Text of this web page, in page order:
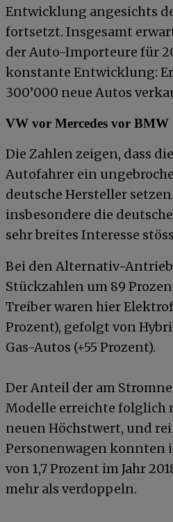
Entwicklung angesichts
fortsetzt. Insgesamt
der Auto-Importeure für
konstante Entwicklung:
300’000 neue Autos
VW vor Mercedes vor BMW
Die Zahlen zeigen, dass
Autofahrer ein
deutsche Hersteller
insbesondere die
sehr breites Interesse
Bei den Alternativ-
Stückzahlen um 89
Treiber waren hier
Prozent), gefolgt von
Gas-Autos (+55 Prozent).
Der Anteil der am
Modelle erreichte folglich
neuen Höchstwert, und
Personenwagen
von 1,7 Prozent im Jahr
mehr als verdoppeln.